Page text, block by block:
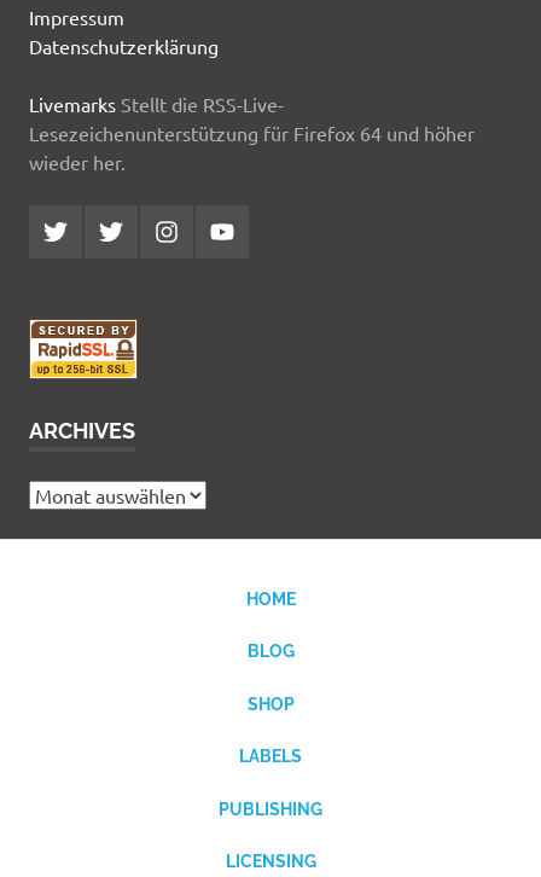
Impressum
Datenschutzerklärung
Livemarks Stellt die RSS-Live-
Lesezeichenunterstützung für Firefox 64 und höher
wieder her.
Twitter
MCDP
Twitter
Musicradiostation
InstagramYouTube
ARCHIVES
Archives
HOME
BLOG
SHOP
LABELS
PUBLISHING
LICENSING